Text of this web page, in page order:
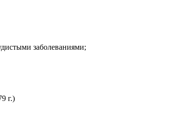
заболеваниями;
г.)